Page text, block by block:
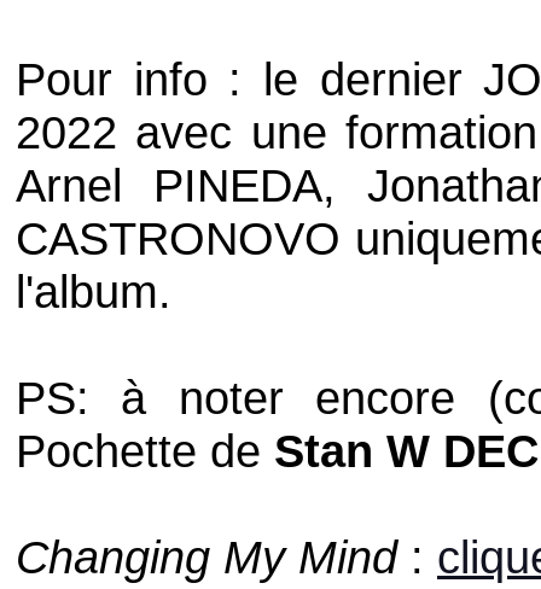
Pour info : le dernier
2022 avec une
Arnel PINEDA,
CASTRONOVO
l'album.
PS: à noter encore
Pochette de Stan W
Changing My Mind: